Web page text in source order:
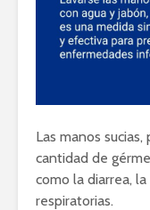
Las manos
cantidad de
como la diarrea,
respiratorias.